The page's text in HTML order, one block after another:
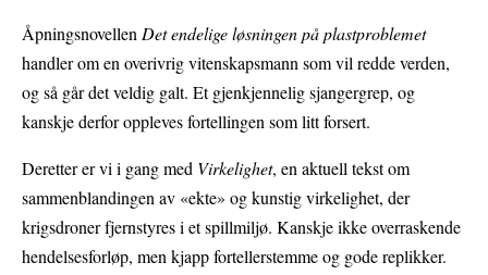
Åpningsnovellen Det endelige løsningen på plastproblemet
handler om en overivrig vitenskapsmann som vil redde verden,
og så går det veldig galt. Et gjenkjennelig sjangergrep, og
kanskje derfor oppleves fortellingen som litt forsert.
Deretter er vi i gang med Virkelighet, en aktuell tekst om
sammenblandingen av «ekte» og kunstig virkelighet, der
krigsdroner fjernstyres i et spillmiljø. Kanskje ikke overraskende
hendelsesforløp, men kjapp fortellerstemme og gode replikker.